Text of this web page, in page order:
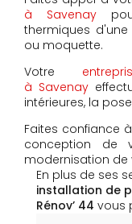
à Savenay
thermiques
ou moquette.
Votre
à Savenay
intérieures, la
Faites confiance
conception de
modernisation de
En plus de ses
installation de
Rénov’ 44 vous